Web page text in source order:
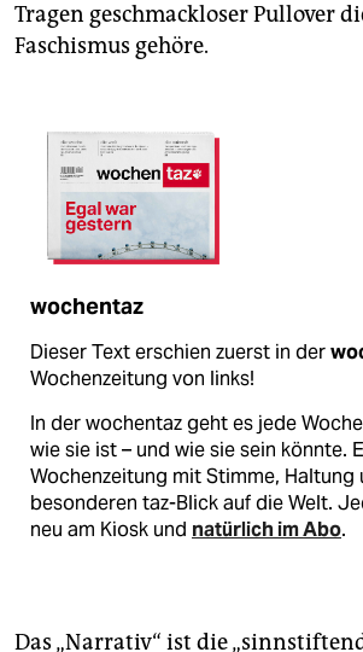
Tragen geschmackloser Pullover
Faschismus gehöre.
wochentaz
Dieser Text erschien zuerst in der
Wochenzeitung von links!
In der wochentaz geht es jede
wie sie ist – und wie sie sein könnte.
Wochenzeitung mit Stimme, Haltung
besonderen taz-Blick auf die Welt.
neu am Kiosk und natürlich im Abo.
Das „Narrativ“ ist die